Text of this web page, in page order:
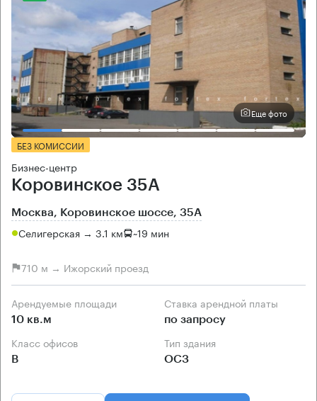
Еще фото
БЕЗ КОМИССИИ
Бизнес-центр
Коровинское 35А
Москва, Коровинское шоссе, 35А
Селигерская → 3.1 км ~19 мин
710 м → Ижорский проезд
Арендуемые площади
10 кв.м
Ставка арендной платы
по запросу
Класс офисов
B
Тип здания
ОСЗ